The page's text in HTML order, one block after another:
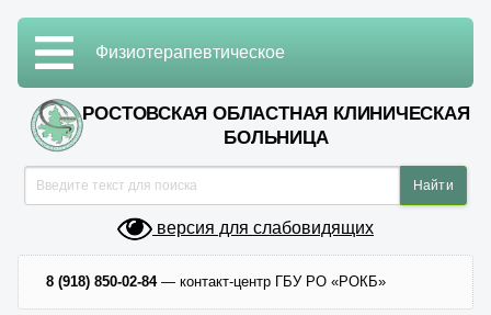
РОСТОВСКАЯ ОБЛАСТНАЯ КЛИНИЧЕСКАЯ
БОЛЬНИЦА
версия для слабовидящих
8 (918) 850-02-84— контакт-центр ГБУ РО «РОКБ»
Физиотерапевтическое